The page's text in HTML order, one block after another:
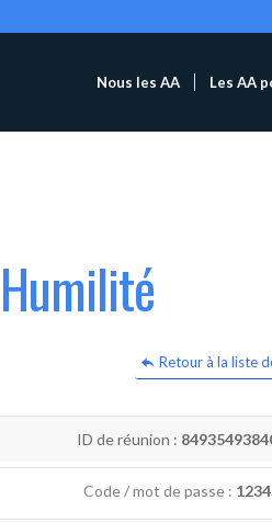
Nous les AA Les AA
Retour à la liste
ID de réunion :
Code / mot de passe : 1234